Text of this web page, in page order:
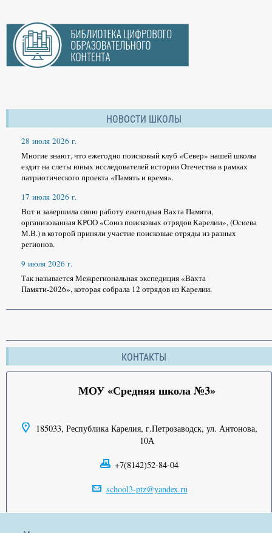
НОВОСТИ ШКОЛЫ
28 июля 2026 г.
Многие знают, что ежегодно поисковый клуб «Север» нашей школы
ездит на слеты юных исследователей истории Отечества в рамках
патриотического проекта «Память и время».
17 июля 2026 г.
Вот и завершила свою работу ежегодная Вахта Памяти,
организованная КРОО «Союз поисковых отрядов Карелии», (Осиева
М.В.) в которой приняли участие поисковые отряды из разных
регионов.
9 июля 2026 г.
Так называется Межрегиональная экспедиция «Вахта
Памяти-2026», которая собрала 12 отрядов из Карелии.
КОНТАКТЫ
МОУ «Средняя школа №3»
185033, Республика Карелия, г.Петрозаводск, ул. Антонова,
10А
+7(8142)52-84-04
school3-ptz@yandex.ru